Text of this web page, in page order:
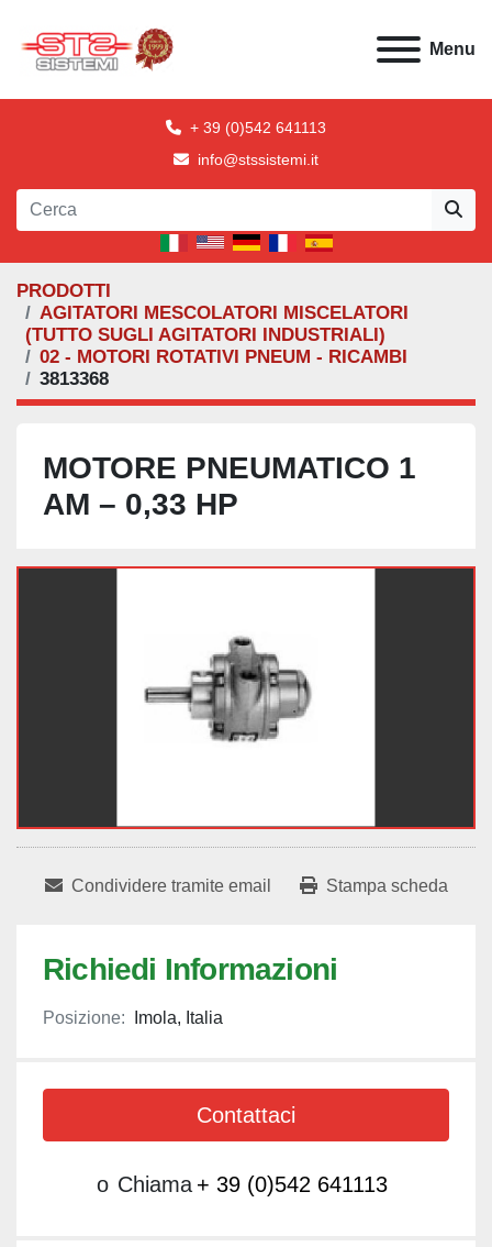
Menu
+ 39 (0)542 641113
info@stssistemi.it
PRODOTTI
AGITATORI MESCOLATORI MISCELATORI
(TUTTO SUGLI AGITATORI INDUSTRIALI)
02 - MOTORI ROTATIVI PNEUM - RICAMBI
3813368
MOTORE PNEUMATICO 1
AM – 0,33 HP
Condividere tramite email Stampa scheda
Richiedi Informazioni
Posizione: Imola, Italia
Contattaci
o Chiama + 39 (0)542 641113